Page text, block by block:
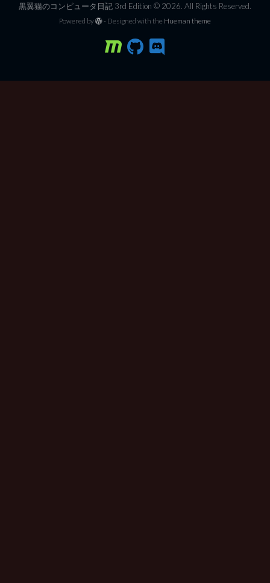
黒翼猫のコンピュータ日記 3rd Edition © 2026. All Rights Reserved.
Powered by - Designed with the Hueman theme